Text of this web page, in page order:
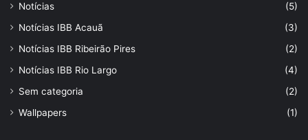
Notícias
(5)
Notícias IBB Acauã
(3)
Notícias IBB Ribeirão Pires
(2)
Notícias IBB Rio Largo
(4)
Sem categoria
(2)
Wallpapers
(1)